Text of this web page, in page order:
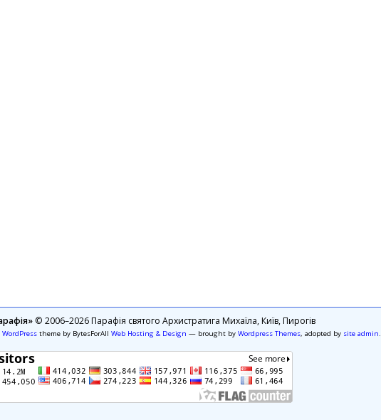
© 2006–2026 Парафія святого Архистратига Михаїла, Київ, Пирогів
WordPresstheme by BytesForAll Web Hosting & Design — brought by Wordpress Themes, adopted by site admin.